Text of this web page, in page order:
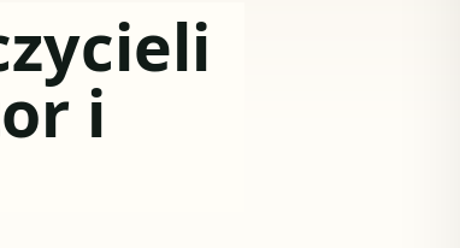
i